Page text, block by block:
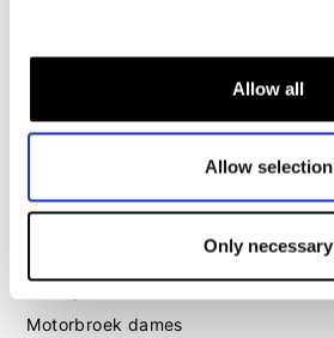
Allow all
Allow selection
Only necessary
Motorbroek dames